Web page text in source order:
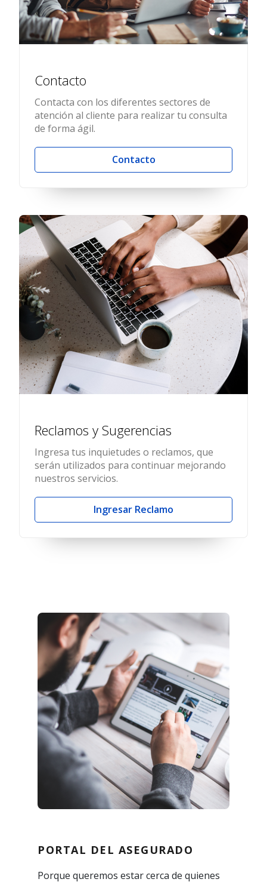
Contacto
Contacta con los diferentes sectores de
atención al cliente para realizar tu consulta
de forma ágil.
Contacto
Reclamos y Sugerencias
Ingresa tus inquietudes o reclamos, que
serán utilizados para continuar mejorando
nuestros servicios.
Ingresar Reclamo
PORTAL DEL ASEGURADO
Porque queremos estar cerca de quienes